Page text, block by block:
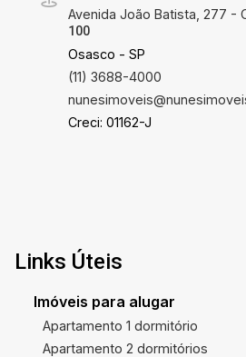
Avenida João Batista, 277 -
100
Osasco - SP
(11) 3688-4000
Creci: 01162-J
Links Úteis
Imóveis para alugar
Apartamento 1 dormitório
Apartamento 2 dormitórios